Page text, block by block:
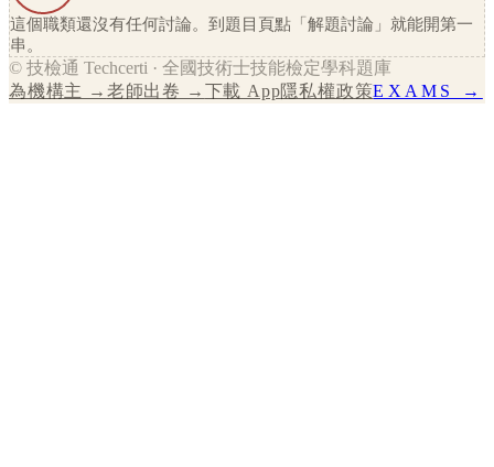
這個職類還沒有任何討論。到題目頁點「解題討論」就能開第一
串。
© 技檢通 Techcerti · 全國技術士技能檢定學科題庫
為機構主 → 老師出卷 → 下載 App隱私權政策EXAMS →